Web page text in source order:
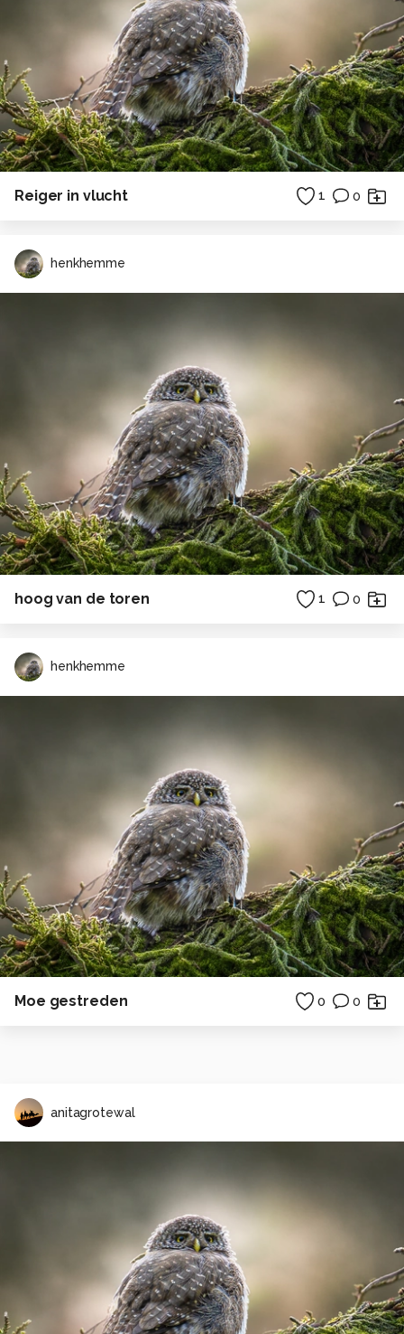
Reiger in vlucht 1 0
henkhemme
hoog van de toren 1 0
henkhemme
Moe gestreden 0 0
anitagrotewal